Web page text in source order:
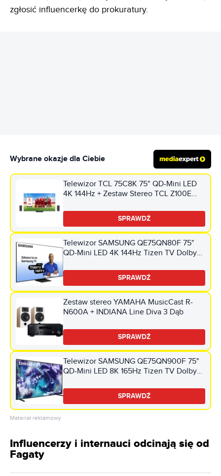
zgłosić influencerkę do prokuratury.
Wybrane okazje dla Ciebie
Telewizor TCL 75C8K 75" QD-Mini LED
4K 144Hz + Zestaw Stereo TCL Z100E
Dolby Vision HDMI 2.1
SPRAWDŹ
Telewizor SAMSUNG QE75QN80F 75"
QD-Mini LED 4K 144Hz Tizen TV Dolby
SPRAWDŹ
Zestaw stereo YAMAHA MusicCast R-
N600A + INDIANA Line Diva 3 Dąb
SPRAWDŹ
Telewizor SAMSUNG QE75QN900F 75"
QD-Mini LED 8K 165Hz Tizen TV Dolby
SPRAWDŹ
Materiał reklamowy
Influencerzy i internauci odcinają się od
Fagaty